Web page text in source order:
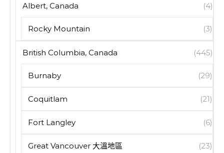
Albert, Canada (4)
Rocky Mountain (3)
British Columbia, Canada (445)
Burnaby (29)
Coquitlam (21)
Fort Langley (6)
Great Vancouver 大溫地區 (23)